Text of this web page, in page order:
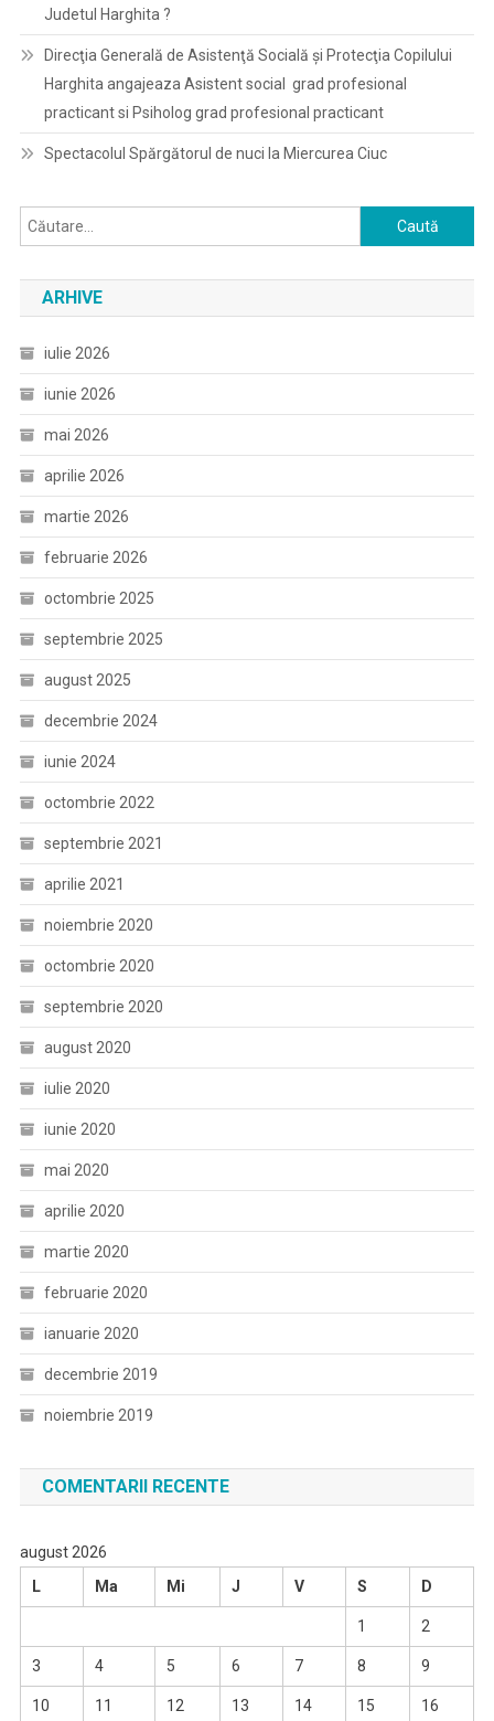
Judetul Harghita ?
Direcţia Generală de Asistenţă Socială şi Protecţia Copilului
Harghita angajeaza Asistent social grad profesional
practicant si Psiholog grad profesional practicant
Spectacolul Spărgătorul de nuci la Miercurea Ciuc
Caută
după:
ARHIVE
iulie 2026
iunie 2026
mai 2026
aprilie 2026
martie 2026
februarie 2026
octombrie 2025
septembrie 2025
august 2025
decembrie 2024
iunie 2024
octombrie 2022
septembrie 2021
aprilie 2021
noiembrie 2020
octombrie 2020
septembrie 2020
august 2020
iulie 2020
iunie 2020
mai 2020
aprilie 2020
martie 2020
februarie 2020
ianuarie 2020
decembrie 2019
noiembrie 2019
COMENTARII RECENTE
august 2026
L
Ma Mi J V S D
1 2
3 4 5 6 7 8 9
10 11 12 13 14 15 16